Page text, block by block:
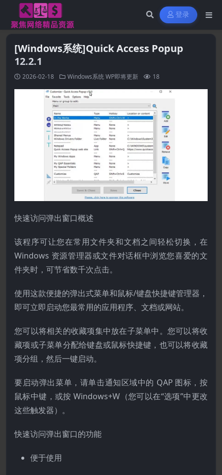
登录
[Windows系统]Quick Access Popup
12.2.1
2026-02-18 Windows系统WP即将更新 18
快速访问弹出窗口概述
该程序可让您在常用文件夹和文档之间轻松切换，在
Windows 资源管理器或文件对话框中浏览您喜爱的文
件夹时，可节省数千次点击。
使用这款便捷的弹出式菜单和鼠标/键盘快捷键管理器，
即可立即启动您最常用的应用程序、文档或网站。
您可以将相关的收藏项集中放在子菜单中。您可以将收
藏项或子菜单分配给键盘或鼠标快捷键，也可以将收藏
项分组，然后一键启动。
要启动弹出菜单，请单击通知区域中的 QAP 图标，按
鼠标中键，或按 Windows+W（您可以在“选项”中更改
这些触发器）。
快速访问弹出窗口的功能
便于使用